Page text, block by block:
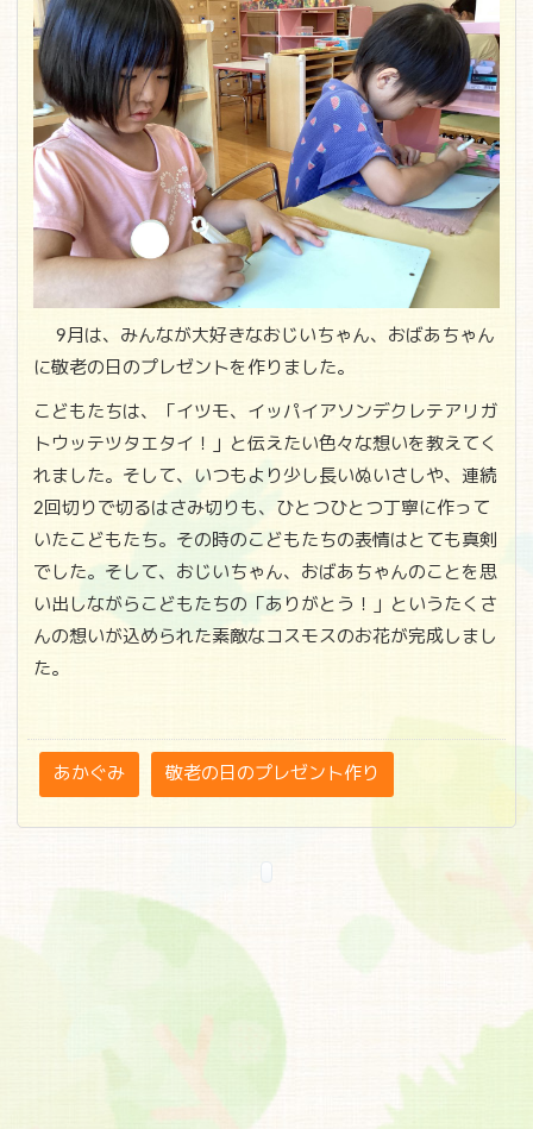
9月は、みんなが大好きなおじいちゃん、おばあちゃん
に敬老の日のプレゼントを作りました。
こどもたちは、「イツモ、イッパイアソンデクレテアリガ
トウッテツタエタイ！」と伝えたい色々な想いを教えてく
れました。そして、いつもより少し長いぬいさしや、連続
2回切りで切るはさみ切りも、ひとつひとつ丁寧に作って
いたこどもたち。その時のこどもたちの表情はとても真剣
でした。そして、おじいちゃん、おばあちゃんのことを思
い出しながらこどもたちの「ありがとう！」というたくさ
んの想いが込められた素敵なコスモスのお花が完成しまし
た。
あかぐみ 敬老の日のプレゼント作り